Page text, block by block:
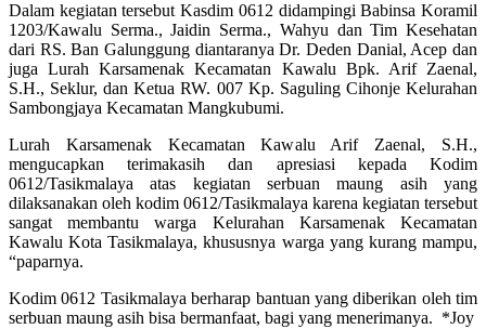
Dalam kegiatan tersebut Kasdim 0612 didampingi Babinsa Koramil
1203/Kawalu Serma., Jaidin Serma., Wahyu dan Tim Kesehatan
dari RS. Ban Galunggung diantaranya Dr. Deden Danial, Acep dan
juga Lurah Karsamenak Kecamatan Kawalu Bpk. Arif Zaenal,
S.H., Seklur, dan Ketua RW. 007 Kp. Saguling Cihonje Kelurahan
Sambongjaya Kecamatan Mangkubumi.
Lurah Karsamenak Kecamatan Kawalu Arif Zaenal, S.H.,
mengucapkan terimakasih dan apresiasi kepada Kodim
0612/Tasikmalaya atas kegiatan serbuan maung asih yang
dilaksanakan oleh kodim 0612/Tasikmalaya karena kegiatan tersebut
sangat membantu warga Kelurahan Karsamenak Kecamatan
Kawalu Kota Tasikmalaya, khususnya warga yang kurang mampu,
“paparnya.
Kodim 0612 Tasikmalaya berharap bantuan yang diberikan oleh tim
serbuan maung asih bisa bermanfaat, bagi yang menerimanya. *Joy